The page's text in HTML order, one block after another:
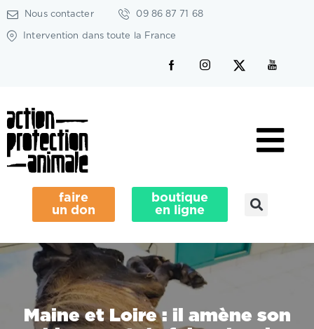
Nous contacter 09 86 87 71 68
Intervention dans toute la France
faire
un don
boutique
en ligne
Maine et Loire : il amène son